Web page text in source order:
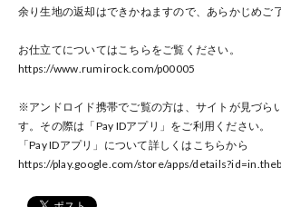
余り生地の返却はできかねますので、あらかじめご
お仕立てについてはこちらをご覧ください。
https://www.rumirock.com/p00005
※アンドロイド携帯でご覧の方は、サイトが見づら
す。その際は「Pay IDアプリ」をご利用ください。
「Pay IDアプリ」について詳しくはこちらから
https://play.google.com/store/apps/